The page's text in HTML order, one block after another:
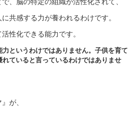
共感する力が養われるわけです。
性化できる能力です。
というわけではありません。 子供を育て
ていると言っているわけではありませ
が、